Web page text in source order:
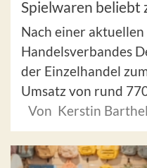
Spielwaren beliebt
Nach einer aktuellen
Handelsverbandes
der Einzelhandel
Umsatz von rund
Von Kerstin Barthel